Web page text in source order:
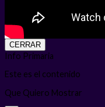
CERRAR
Info Primaria
Este es el contenido
Que Quiero Mostrar